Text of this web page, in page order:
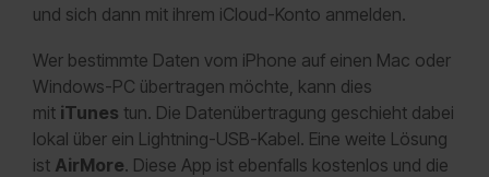
und sich dann mit ihrem iCloud-Konto anmelden.
Wer bestimmte Daten vom iPhone auf einen Mac oder
Windows-PC übertragen möchte, kann dies
mit iTunes tun. Die Datenübertragung geschieht dabei
lokal über ein Lightning-USB-Kabel. Eine weite Lösung
ist AirMore. Diese App ist ebenfalls kostenlos und die